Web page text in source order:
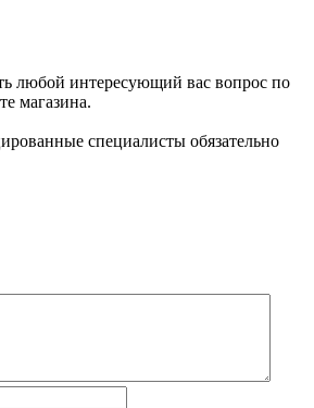
любой интересующий вас вопрос по
магазина.
специалисты обязательно